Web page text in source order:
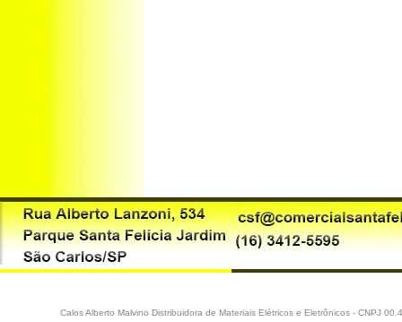
Calos Alberto Malvino Distribuidora de Materiais Elétricos e Eletrônicos - CNPJ